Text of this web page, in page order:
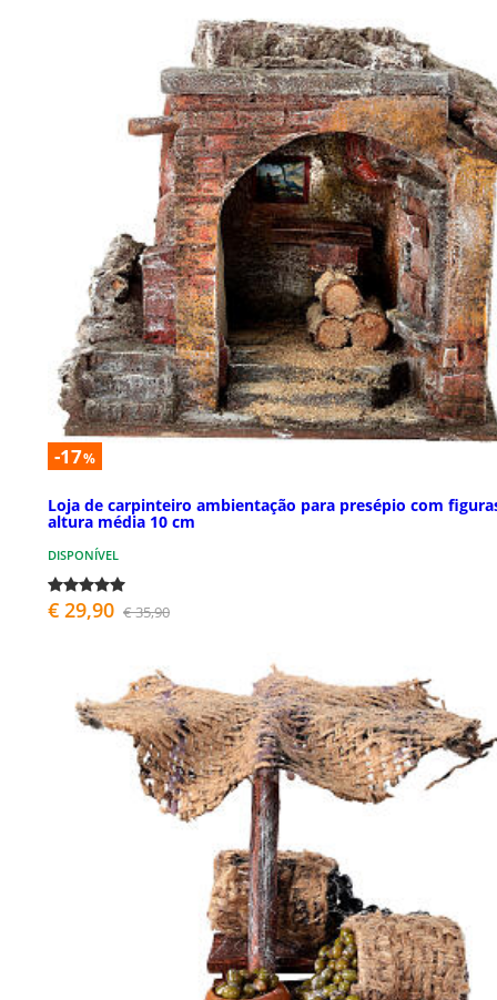
-17%
Loja de carpinteiro ambientação para presépio com
altura média 10 cm
DISPONÍVEL
€ 29,90 € 35,90